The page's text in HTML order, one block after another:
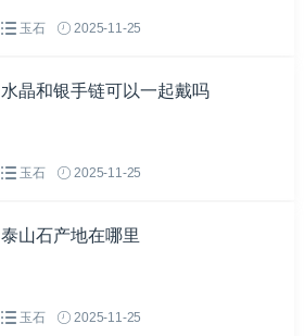
玉石 2025-11-25
水晶和银手链可以一起戴吗
玉石 2025-11-25
泰山石产地在哪里
玉石 2025-11-25